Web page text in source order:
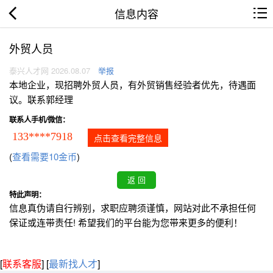
信息内容
外贸人员
泰兴人才网 2026.08.07 举报
本地企业，现招聘外贸人员，有外贸销售经验者优先，待遇面
议。联系郭经理
联系人手机/微信：
133****7918 点击查看完整信息
(查看需要10金币)
特此声明：
信息真伪请自行辨别，求职应聘须谨慎，网站对此不承担任何
保证或连带责任! 希望我们的平台能为您带来更多的便利！
[联系客服] [最新找人才]